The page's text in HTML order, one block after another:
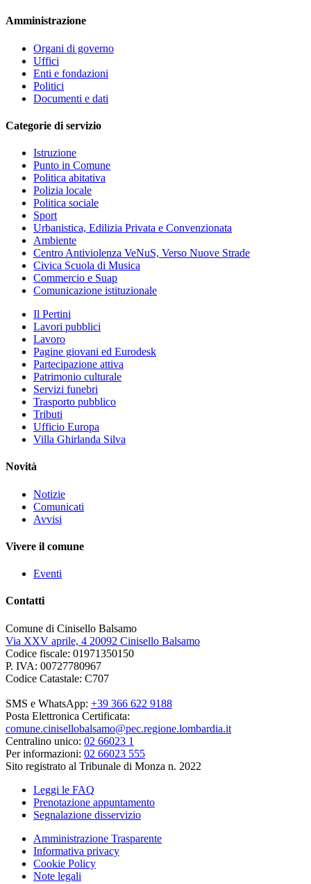
Amministrazione
Organi di governo
Uffici
Enti e fondazioni
Politici
Documenti e dati
Categorie di servizio
Istruzione
Punto in Comune
Politica abitativa
Polizia locale
Politica sociale
Sport
Urbanistica, Edilizia Privata e Convenzionata
Ambiente
Centro Antiviolenza VeNuS, Verso Nuove Strade
Civica Scuola di Musica
Commercio e Suap
Comunicazione istituzionale
Il Pertini
Lavori pubblici
Lavoro
Pagine giovani ed Eurodesk
Partecipazione attiva
Patrimonio culturale
Servizi funebri
Trasporto pubblico
Tributi
Ufficio Europa
Villa Ghirlanda Silva
Novità
Notizie
Comunicati
Avvisi
Vivere il comune
Eventi
Contatti
Comune di Cinisello Balsamo
Via XXV aprile, 4 20092 Cinisello Balsamo
Codice fiscale: 01971350150
P. IVA: 00727780967
Codice Catastale: C707
SMS e WhatsApp: +39 366 622 9188
Posta Elettronica Certificata:
comune.cinisellobalsamo@pec.regione.lombardia.it
Centralino unico: 02 66023 1
Per informazioni: 02 66023 555
Sito registrato al Tribunale di Monza n. 2022
Leggi le FAQ
Prenotazione appuntamento
Segnalazione disservizio
Amministrazione Trasparente
Informativa privacy
Cookie Policy
Note legali